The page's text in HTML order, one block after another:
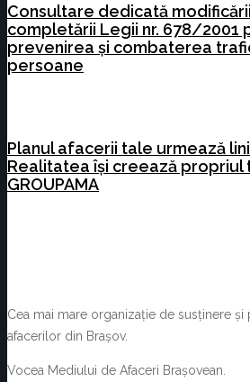
Consultare dedicată
completării Legii nr. 678/2001
prevenirea și combaterea
persoane
Planul afacerii tale urmează
Realitatea își creează propriul
GROUPAMA
Cea mai mare organizație de susținere și
afacerilor din Brașov.
Vocea Mediului de Afaceri Brașovean.